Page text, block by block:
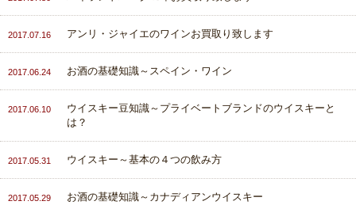
2017.07.16 アンリ・ジャイエのワインお買取り致します
2017.06.24 お酒の基礎知識～スペイン・ワイン
2017.06.10
ウイスキー豆知識～プライベートブランドのウイスキーと
は？
2017.05.31 ウイスキー～基本の４つの飲み方
2017.05.29 お酒の基礎知識～カナディアンウイスキー